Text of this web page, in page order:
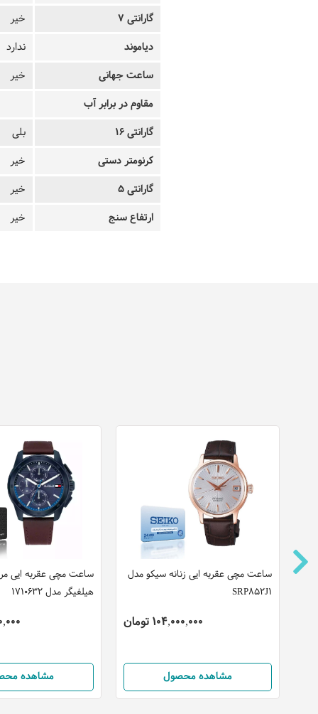
گارانتی 7
خیر
دیاموند
ندارد
ساعت جهانی
خیر
مقاوم در برابر آب
گارانتی 16
بلی
کرنومتر دستی
خیر
گارانتی 5
خیر
ارتفاع سنج
خیر
ساعت مچی عقربه ایی
هیلفیگر مدل 1710632
مشاهده
ساعت مچی عقربه ایی زنانه سیکو مدل
SRP852J1
104,000,000 تومان
مشاهده محصول